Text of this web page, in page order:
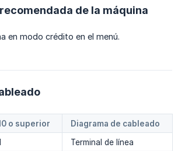
de la máquina
en modo crédito en el menú.
o superior
Diagrama de cableado
Terminal de línea